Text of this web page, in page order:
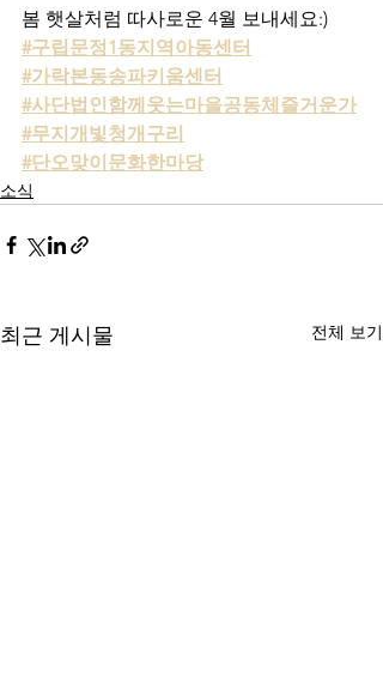
봄 햇살처럼 따사로운 4월 보내세요:)
#구립문정1동지역아동센터
#가락본동송파키움센터
#사단법인함께웃는마을공동체즐거운가
#무지개빛청개구리
#단오맞이문화한마당
소식
최근 게시물 전체 보기